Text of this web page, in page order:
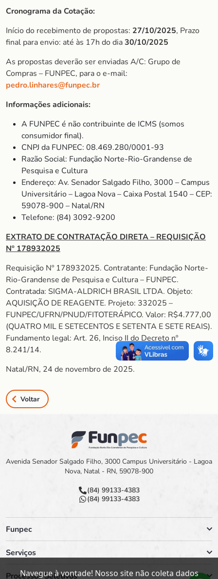
Cronograma da Cotação:
Início do recebimento de propostas: 27/10/2025, Prazo
final para envio: até às 17h do dia30/10/2025
As propostas deverão ser enviadas A/C: Grupo de
Compras – FUNPEC, para o e-mail:
pedro.linhares@funpec.br
Informações adicionais:
A FUNPEC é não contribuinte de ICMS (somos
consumidor final).
CNPJ da FUNPEC: 08.469.280/0001-93
Razão Social: Fundação Norte-Rio-Grandense de
Pesquisa e Cultura
Endereço: Av. Senador Salgado Filho, 3000 – Campus
Universitário – Lagoa Nova – Caixa Postal 1540 – CEP:
59078-900 – Natal/RN
Telefone: (84) 3092-9200
EXTRATO DE CONTRATAÇÃO DIRETA – REQUISIÇÃO
Nº 178932025
Requisição Nº 178932025. Contratante: Fundação Norte-
Rio-Grandense de Pesquisa e Cultura – FUNPEC.
Contratada: SIGMA-ALDRICH BRASIL LTDA. Objeto:
AQUISIÇÃO DE REAGENTE. Projeto: 332025 –
FUNPEC/UFRN/PNUD/FITOTERÁPICO. Valor: R$4.777,00
(QUATRO MIL E SETECENTOS E SETENTA E SETE REAIS).
Fundamento legal: Art. 26, Inciso II do Decreto nº
8.241/14.
Natal/RN, 24 de novembro de 2025.
Voltar
Avenida Senador Salgado Filho, 3000 Campus Universitário - Lagoa
Nova, Natal - RN, 59078-900
(84) 99133-4383
(84) 99133-4383
Funpec
Serviços
Processos Seletivos
Navegue à vontade! Nosso site não coleta dados